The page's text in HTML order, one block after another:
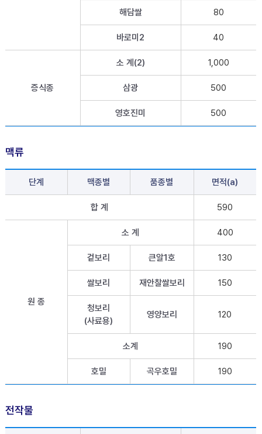
해담쌀 80
바로미2 40
증식종
소 계(2) 1,000
삼광 500
영호진미 500
맥류
단계 맥종별 품종별 면적(a)
합 계 590
원 종
소 계 400
겉보리 큰알1호 130
쌀보리 재안찰쌀보리 150
청보리
(사료용)
영양보리 120
소계 190
호밀 곡우호밀 190
전작물